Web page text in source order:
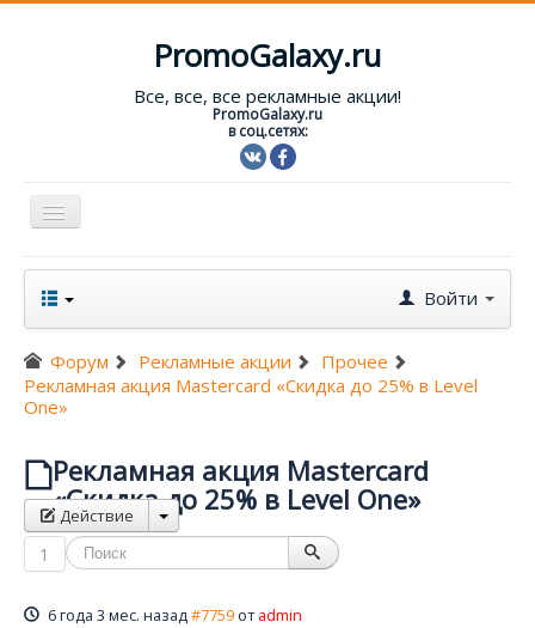
PromoGalaxy.ru
Все, все, все рекламные акции!
PromoGalaxy.ru
в соц.сетях:
Включить/
Старт!
Текущие акции
Форум
Вход
Войти
Форум Рекламные акции
Прочее
Рекламная акция Mastercard «Скидка до 25% в Level
One»
Рекламная акция Mastercard
«Скидка до 25% в Level One»
Действие
1
6 года 3 мес. назад#7759 отadmin